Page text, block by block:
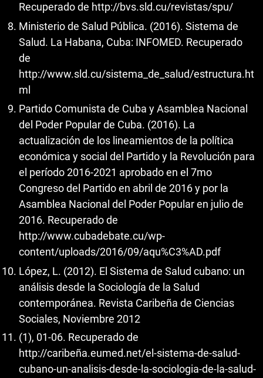
Recuperado de http://bvs.sld.cu/revistas/spu/
Ministerio de Salud Pública. (2016). Sistema de
Salud. La Habana, Cuba: INFOMED. Recuperado
de
http://www.sld.cu/sistema_de_salud/estructura.ht
ml
Partido Comunista de Cuba y Asamblea Nacional
del Poder Popular de Cuba. (2016). La
actualización de los lineamientos de la política
económica y social del Partido y la Revolución para
el período 2016-2021 aprobado en el 7mo
Congreso del Partido en abril de 2016 y por la
Asamblea Nacional del Poder Popular en julio de
2016. Recuperado de
http://www.cubadebate.cu/wp-
content/uploads/2016/09/aqu%C3%AD.pdf
López, L. (2012). El Sistema de Salud cubano: un
análisis desde la Sociología de la Salud
contemporánea. Revista Caribeña de Ciencias
Sociales, Noviembre 2012
(1), 01-06. Recuperado de
http://caribeña.eumed.net/el-sistema-de-salud-
cubano-un-analisis-desde-la-sociologia-de-la-salud-